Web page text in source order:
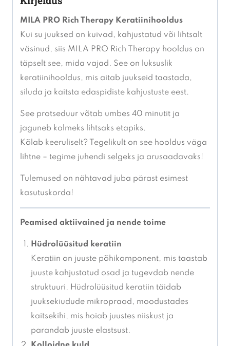
MILA PRO Rich Therapy Keratiinihooldus
Kui su juuksed on kuivad, kahjustatud või lihtsalt
väsinud, siis MILA PRO Rich Therapy hooldus on
täpselt see, mida vajad. See on luksuslik
keratiinihooldus, mis aitab juukseid taastada,
siluda ja kaitsta edaspidiste kahjustuste eest.
See protseduur võtab umbes 40 minutit ja
jaguneb kolmeks lihtsaks etapiks.
Kõlab keeruliselt? Tegelikult on see hooldus väga
lihtne – tegime juhendi selgeks ja arusaadavaks!
Tulemused on nähtavad juba pärast esimest
kasutuskorda!
Peamised aktiivained ja nende toime
Hüdrolüüsitud keratiin
Keratiin on juuste põhikomponent, mis taastab
juuste kahjustatud osad ja tugevdab nende
struktuuri. Hüdrolüüsitud keratiin täidab
juuksekiudude mikropraod, moodustades
kaitsekihi, mis hoiab juustes niiskust ja
parandab juuste elastsust.